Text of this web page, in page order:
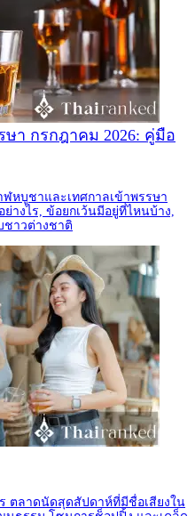
า กรกฎาคม 2026: คู่มือ
หบูชาและเทศกาลเข้าพรรษา
างไร, ข้อยกเว้นมีอยู่ที่ไหนบ้าง,
าวต่างชาติ
ตลาดนัดสุดสัปดาห์ที่มีชื่อเสียงใน